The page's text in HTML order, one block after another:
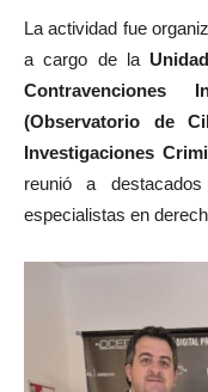
La actividad fue
a cargo de la
Contravenciones
(Observatorio de
Investigaciones
reunió a
especialistas en